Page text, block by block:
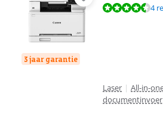
3 jaar garantie
Beoordeling is 9,0 van de 10, gebaseerd op
4
Laser | All-in-
documentinvoer